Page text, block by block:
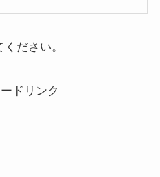
ださい。
ドリンク